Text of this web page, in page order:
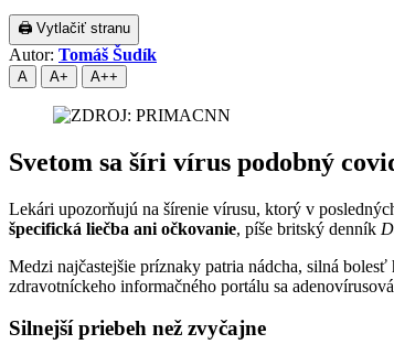
🖨 Vytlačiť stranu
Autor: Tomáš Šudík
A A+ A++
Svetom sa šíri vírus podobný
Lekári upozorňujú na šírenie vírusu, ktorý v
špecifická liečba ani očkovanie, píše britský denník
Medzi najčastejšie príznaky patria nádcha, silná
zdravotníckeho informačného portálu sa
Silnejší priebeh než zvyčajne